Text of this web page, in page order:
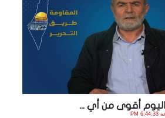
اليوم أقوى من أي ...